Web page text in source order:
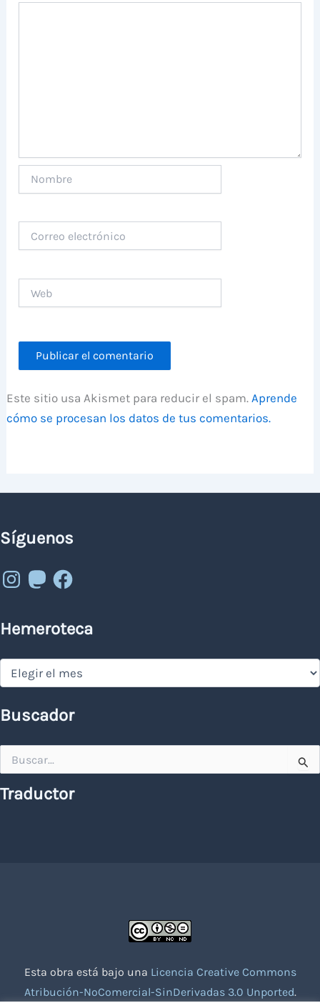
electrónico
Este sitio usa Akismet para reducir el spam.Aprende
cómo se procesan los datos de tus comentarios.
Síguenos
Instagram
MastodonFacebook
Hemeroteca
Hemeroteca
Buscador
por:
Traductor
Esta obra está bajo una Licencia Creative Commons
Atribución-NoComercial-SinDerivadas 3.0 Unported.